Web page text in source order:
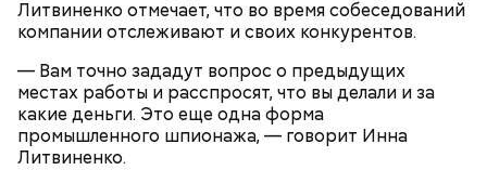
Литвиненко отмечает, что во время собеседований
компании отслеживают и своих конкурентов.
— Вам точно зададут вопрос о предыдущих
местах работы и расспросят, что вы делали и за
какие деньги. Это еще одна форма
промышленного шпионажа, — говорит Инна
Литвиненко.
порекомендовал собеседник «ВМ».